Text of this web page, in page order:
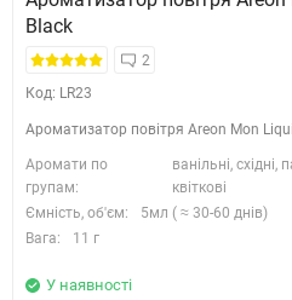
Black
2
Код: LR23
Ароматизатор повітря Areon Mon
Аромати по
групам:
ванільні,
квіткові
Ємність, об'єм:
5мл ( ≈ 30-60 днів)
Вага:
11 г
У наявності